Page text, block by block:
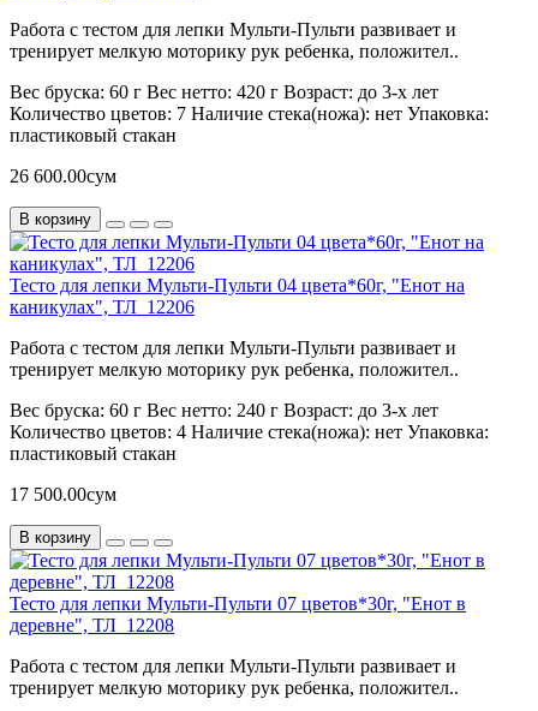
Работа с тестом для лепки Мульти-Пульти развивает и
тренирует мелкую моторику рук ребенка, положител..
Вес бруска: 60 г Вес нетто: 420 г Возраст: до 3-х лет
Количество цветов: 7 Наличие стека(ножа): нет Упаковка:
пластиковый стакан
26 600.00сум
В корзину
Тесто для лепки Мульти-Пульти 04 цвета*60г, "Енот на
каникулах", ТЛ_12206
Работа с тестом для лепки Мульти-Пульти развивает и
тренирует мелкую моторику рук ребенка, положител..
Вес бруска: 60 г Вес нетто: 240 г Возраст: до 3-х лет
Количество цветов: 4 Наличие стека(ножа): нет Упаковка:
пластиковый стакан
17 500.00сум
В корзину
Тесто для лепки Мульти-Пульти 07 цветов*30г, "Енот в
деревне", ТЛ_12208
Работа с тестом для лепки Мульти-Пульти развивает и
тренирует мелкую моторику рук ребенка, положител..